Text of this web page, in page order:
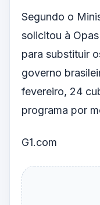
Segundo o
solicitou à
para substituir
governo
fevereiro, 24
programa por
G1.com